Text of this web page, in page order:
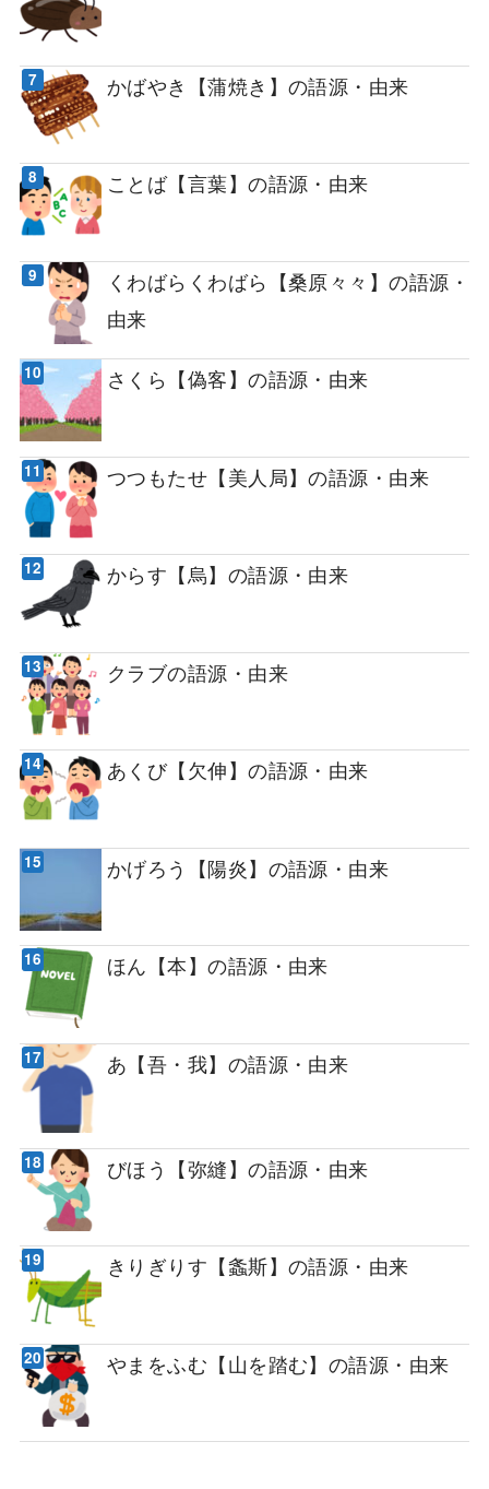
かばやき【蒲焼き】の語源・由来
ことば【言葉】の語源・由来
くわばらくわばら【桑原々々】の語源・
由来
さくら【偽客】の語源・由来
つつもたせ【美人局】の語源・由来
からす【烏】の語源・由来
クラブの語源・由来
あくび【欠伸】の語源・由来
かげろう【陽炎】の語源・由来
ほん【本】の語源・由来
あ【吾・我】の語源・由来
びほう【弥縫】の語源・由来
きりぎりす【螽斯】の語源・由来
やまをふむ【山を踏む】の語源・由来